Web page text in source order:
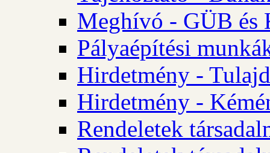
Meghívó - GÜB és
Pályaépítési
Hirdetmény -
Hirdetmény -
Rendeletek